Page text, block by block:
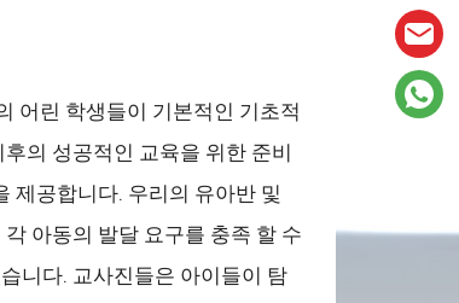
어린 학생들이 기본적인 기초적
의 성공적인 교육을 위한 준비
제공합니다. 우리의 유아반 및
아동의 발달 요구를 충족 할 수
니다. 교사진들은 아이들이 탐